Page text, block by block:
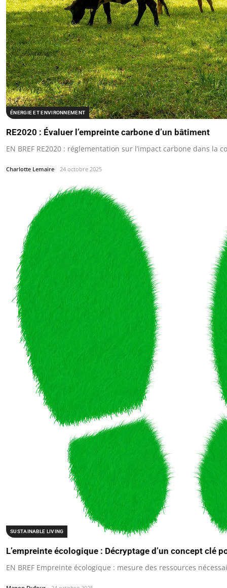
ÉNERGIE ET ENVIRONNEMENT
RE2020 : Évaluer l’empreinte carbone d’un bâtiment
EN BREF RE2020 : réglementation sur l’impact carbone dans la
Charlotte Lemaire 24 octobre 2025
SUSTAINABLE LIVING
L’empreinte écologique : Décryptage d’un concept clé
EN BREF Empreinte écologique : mesure des ressources